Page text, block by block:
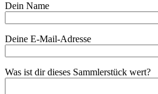
Dein Name
Deine E-Mail-Adresse
Bitte lasse dieses Feld leer.
Was ist dir dieses Sammlerstück wert?